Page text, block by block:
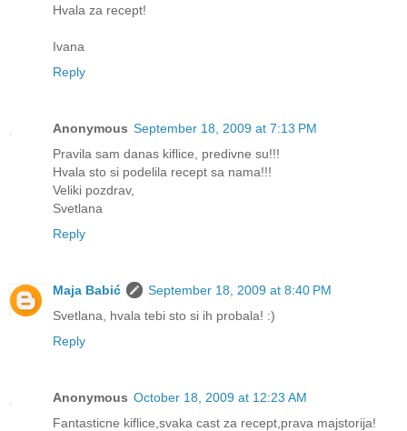
Hvala za recept!
Ivana
Reply
Anonymous September 18, 2009 at 7:13 PM
Pravila sam danas kiflice, predivne su!!!
Hvala sto si podelila recept sa nama!!!
Veliki pozdrav,
Svetlana
Reply
Maja Babić
September 18, 2009 at 8:40 PM
Svetlana, hvala tebi sto si ih probala! :)
Reply
Anonymous October 18, 2009 at 12:23 AM
Fantasticne kiflice,svaka cast za recept,prava majstorija!